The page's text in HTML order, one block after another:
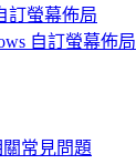
訂螢幕佈局
自訂螢幕佈局
關常見問題